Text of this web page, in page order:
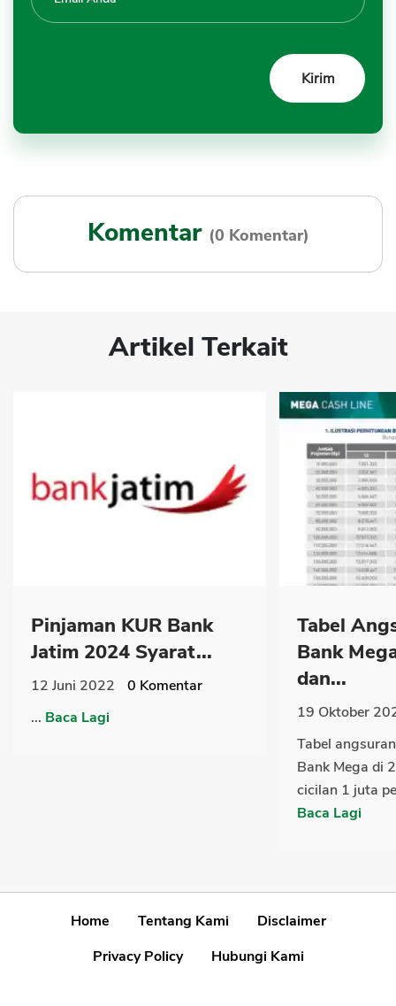
Komentar (0 Komentar)
Artikel Terkait
Pinjaman KUR Bank
Jatim 2024 Syarat...
12 Juni 2022 0 Komentar
... Baca Lagi
Tabel
Bank
dan...
19 Oktober
Tabel
Bank Mega di
cicilan 1 juta
Baca Lagi
Home Tentang Kami
Disclaimer
Privacy Policy
Hubungi Kami